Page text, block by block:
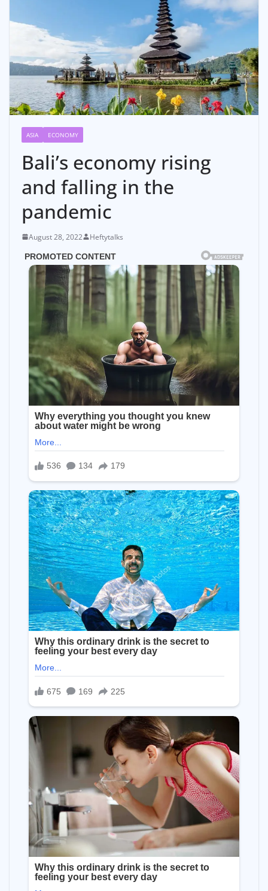
ASIA ECONOMY
Bali’s economy rising
and falling in the
pandemic
August 28, 2022 Heftytalks